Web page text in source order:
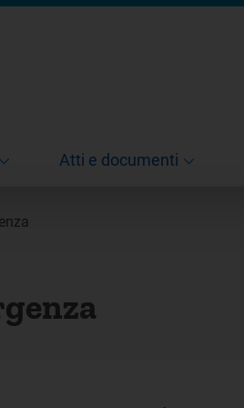
Atti e documenti